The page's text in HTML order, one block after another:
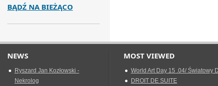
BĄDŹ NA BIEŻĄCO
NEWS
Ryszard Jan Kozłowski -
Nekrolog
MOST VIEWED
World Art Day 15 .04/ Światowy
DROIT DE SUITE